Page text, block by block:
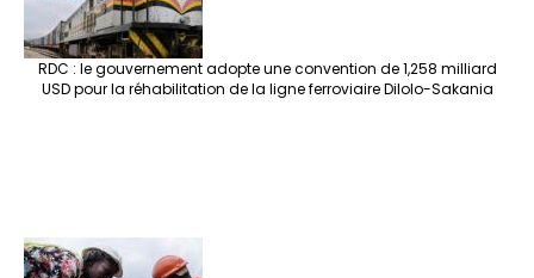
RDC : le gouvernement adopte une convention de 1,258 milliard
USD pour la réhabilitation de la ligne ferroviaire Dilolo-Sakania